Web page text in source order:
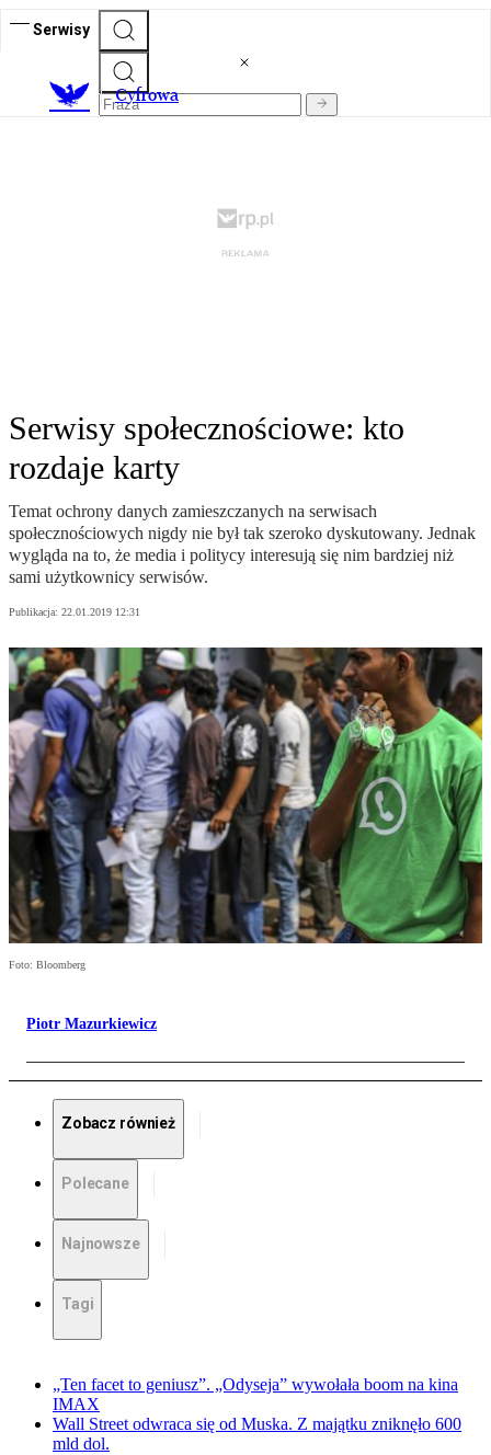
Serwisy
Cyfrowa
Serwisy społecznościowe: kto
rozdaje karty
Temat ochrony danych zamieszczanych na serwisach
społecznościowych nigdy nie był tak szeroko dyskutowany. Jednak
wygląda na to, że media i politycy interesują się nim bardziej niż
sami użytkownicy serwisów.
Publikacja: 22.01.2019 12:31
Foto: Bloomberg
Piotr Mazurkiewicz
Zobacz również
Polecane
Najnowsze
Tagi
„Ten facet to geniusz”. „Odyseja” wywołała boom na kina
IMAX
Wall Street odwraca się od Muska. Z majątku zniknęło 600
mld dol.